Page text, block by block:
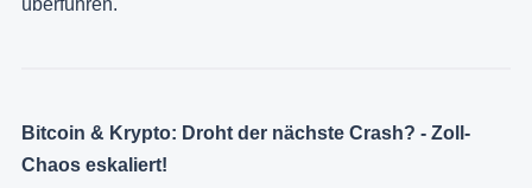
Bitcoin & Krypto: Droht der nächste Crash? - Zoll-
Chaos eskaliert!